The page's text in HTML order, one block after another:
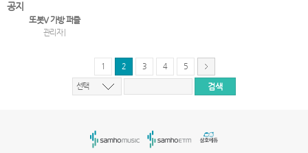
공지
또봇V 가방 퍼즐
관리자 |
1 2 3 4 5
선택